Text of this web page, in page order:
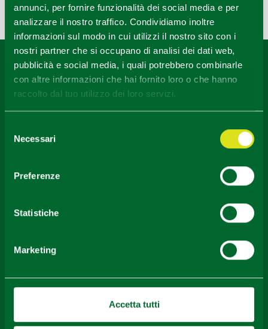
annunci, per fornire funzionalità dei social media e per
analizzare il nostro traffico. Condividiamo inoltre
informazioni sul modo in cui utilizzi il nostro sito con i
nostri partner che si occupano di analisi dei dati web,
pubblicità e social media, i quali potrebbero combinarle
con altre informazioni che hai fornito loro o che hanno
raccolto dal tuo utilizzo dei loro servizi.
delNecessari
Preferenze
Statistiche
Marketing
Accetta tutti
Last update 03/07/2026
Content owned by the Destination Emilia issued under
CC-BY License
Gallery